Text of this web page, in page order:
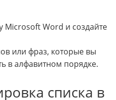
Microsoft Word и создайте
или фраз, которые вы
в алфавитном порядке.
списка в